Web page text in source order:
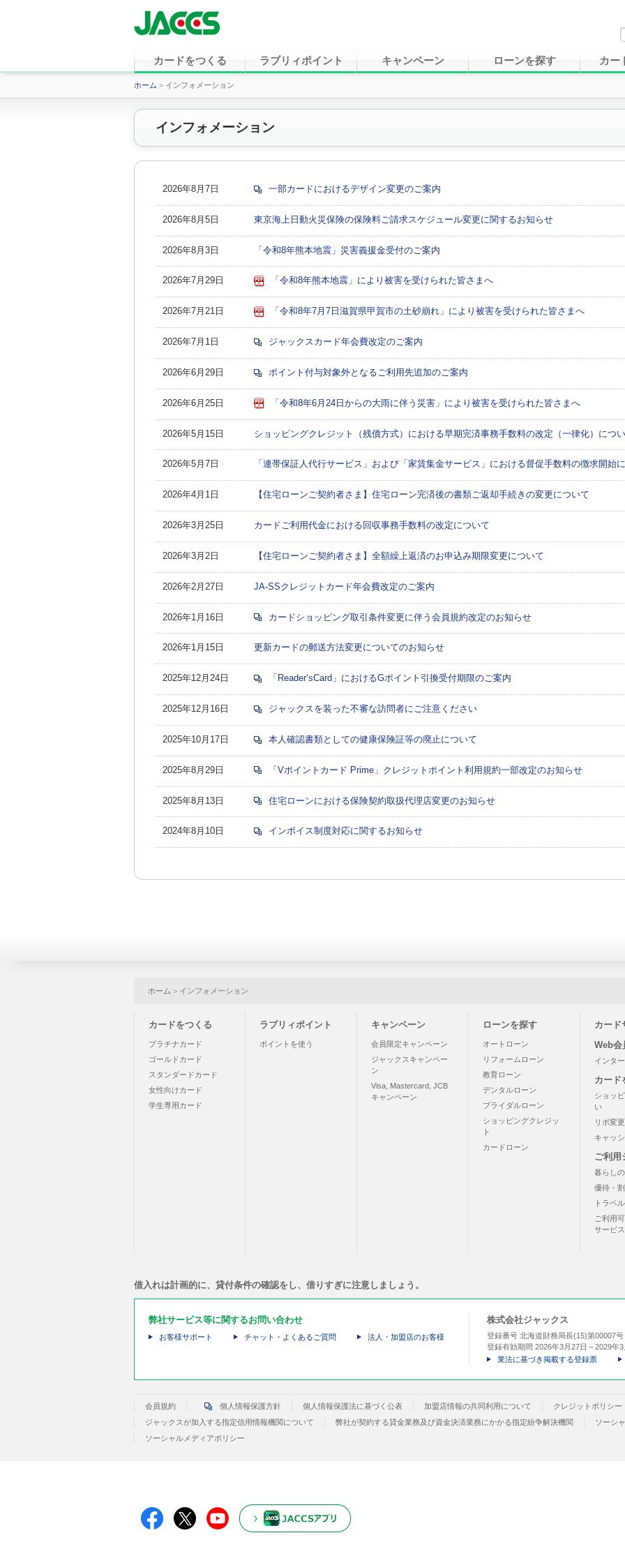
カードをつくる ラブリィポイント キャンペーン ローンを探す カー
ホーム > インフォメーション
インフォメーション
2026年8月7日 一部カードにおけるデザイン変更のご案内
2026年8月5日 東京海上日動火災保険の保険料ご請求スケジュール変更に関するお知らせ
2026年8月3日 「令和8年熊本地震」災害義援金受付のご案内
2026年7月29日 「令和8年熊本地震」により被害を受けられた皆さまへ
2026年7月21日 「令和8年7月7日滋賀県甲賀市の土砂崩れ」により被害を受けられた皆さまへ
2026年7月1日 ジャックスカード年会費改定のご案内
2026年6月29日 ポイント付与対象外となるご利用先追加のご案内
2026年6月25日 「令和8年6月24日からの大雨に伴う災害」により被害を受けられた皆さまへ
2026年5月15日 ショッピングクレジット（残債方式）における早期完済事務手数料の改定（一律化）につ
2026年5月7日 「連帯保証人代行サービス」および「家賃集金サービス」における督促手数料の徴求開始
2026年4月1日 【住宅ローンご契約者さま】住宅ローン完済後の書類ご返却手続きの変更について
2026年3月25日 カードご利用代金における回収事務手数料の改定について
2026年3月2日 【住宅ローンご契約者さま】全額繰上返済のお申込み期限変更について
2026年2月27日 JA-SSクレジットカード年会費改定のご案内
2026年1月16日 カードショッピング取引条件変更に伴う会員規約改定のお知らせ
2026年1月15日 更新カードの郵送方法変更についてのお知らせ
2025年12月24日 「Reader‘sCard」におけるGポイント引換受付期限のご案内
2025年12月16日 ジャックスを装った不審な訪問者にご注意ください
2025年10月17日 本人確認書類としての健康保険証等の廃止について
2025年8月29日 「Vポイントカード Prime」クレジットポイント利用規約一部改定のお知らせ
2025年8月13日 住宅ローンにおける保険契約取扱代理店変更のお知らせ
2024年8月10日 インボイス制度対応に関するお知らせ
ホーム > インフォメーション
カードをつくる
プラチナカード
ゴールドカード
スタンダードカード
女性向けカード
学生専用カード
ラブリィポイント
ポイントを使う
キャンペーン
会員限定キャンペーン
ジャックスキャンペー
ン
Visa, Mastercard, JCB
キャンペーン
ローンを探す
オートローン
リフォームローン
教育ローン
デンタルローン
ブライダルローン
ショッピングクレジッ
ト
カードローン
カード
Web会
インタ
カード
ショッ
い
リボ変
キャッ
ご利用
暮らし
優待・
トラベ
ご利用
サービス
借入れは計画的に、貸付条件の確認をし、借りすぎに注意しましょう。
弊社サービス等に関するお問い合わせ
お客様サポート チャット・よくあるご質問 法人・加盟店のお客様
株式会社ジャックス
登録番号 北海道財務局長(15)第00007
登録有効期間 2026年3月27日～2029年3
業法に基づき掲載する登録票
会員規約 個人情報保護方針 個人情報保護法に基づく公表 加盟店情報の共同利用について クレジットポリシー
ジャックスが加入する指定信用情報機関について
弊社が契約する貸金業務及び資金決済業務にかかる指定紛争解決機関
ソーシ
ソーシャルメディアポリシー